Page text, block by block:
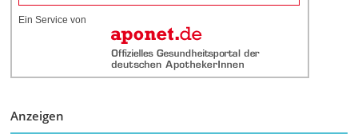
Ein Service von
Anzeigen